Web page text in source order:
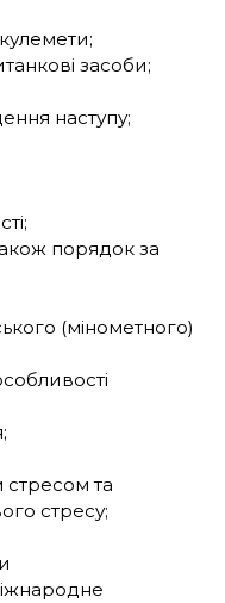
засоби;
наступу;
порядок за
(мінометного)
стресом та
стресу;